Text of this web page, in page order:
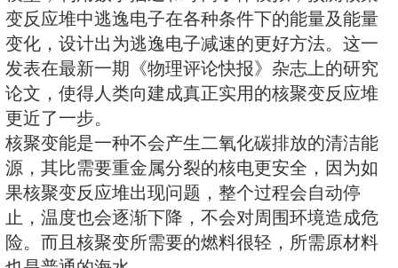
核聚变反应堆中的逃逸电子达到一
毁整个反应堆。据物理学家组织网
典查尔姆斯理工大学的研究团队创
模型，利用数学描述和等离子体模
变反应堆中逃逸电子在各种条件下
变化，设计出为逃逸电子减速的更
发表在最新一期《物理评论快报》